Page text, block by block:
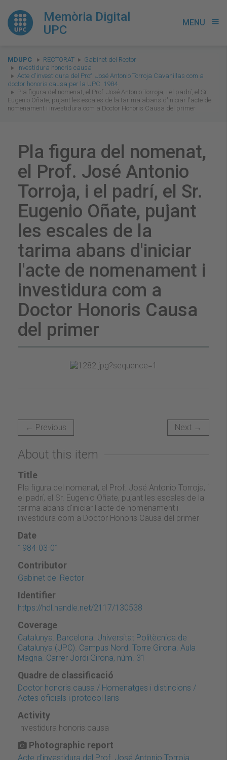
Memòria Digital
UPC
MENU menu
You
are
here:
MDUPC RECTORAT
Gabinet del Rector
Investidura honoris causa
Acte d'investidura del Prof. José Antonio Torroja Cavanillas com a
doctor honoris causa per la UPC. 1984
Pla figura del nomenat, el Prof. José Antonio Torroja, i el padrí, el Sr.
Eugenio Oñate, pujant les escales de la tarima abans d'iniciar l'acte de
nomenament i investidura com a Doctor Honoris Causa del primer
Pla figura del nomenat,
el Prof. José Antonio
Torroja, i el padrí, el Sr.
Eugenio Oñate, pujant
les escales de la
tarima abans d'iniciar
l'acte de nomenament i
investidura com a
Doctor Honoris Causa
del primer
← Previous Next →
About this item
Title
Pla figura del nomenat, el Prof. José Antonio Torroja, i
el padrí, el Sr. Eugenio Oñate, pujant les escales de la
tarima abans d'iniciar l'acte de nomenament i
investidura com a Doctor Honoris Causa del primer
Date
1984-03-01
Contributor
Gabinet del Rector
Identifier
https://hdl.handle.net/2117/130538
Coverage
Catalunya. Barcelona. Universitat Politècnica de
Catalunya (UPC). Campus Nord. Torre Girona. Aula
Magna. Carrer Jordi Girona, núm. 31
Quadre de classificació
Doctor honoris causa / Homenatges i distincions /
Actes oficials i protocol·laris
Activity
Investidura honoris causa
Photographic report
Acte d'investidura del Prof. José Antonio Torroja